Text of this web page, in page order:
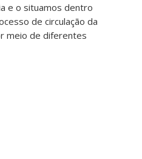
e o situamos dentro
de circulação da
meio de diferentes